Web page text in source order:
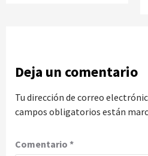
Deja un comentario
Tu dirección de correo
campos obligatorios están
Comentario *